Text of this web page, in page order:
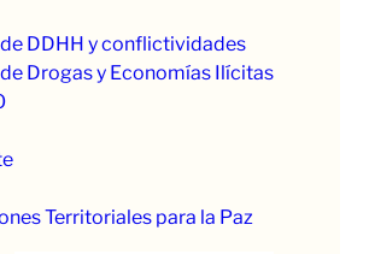
DDHH y conflictividades
Drogas y Economías Ilícitas
Territoriales para la Paz